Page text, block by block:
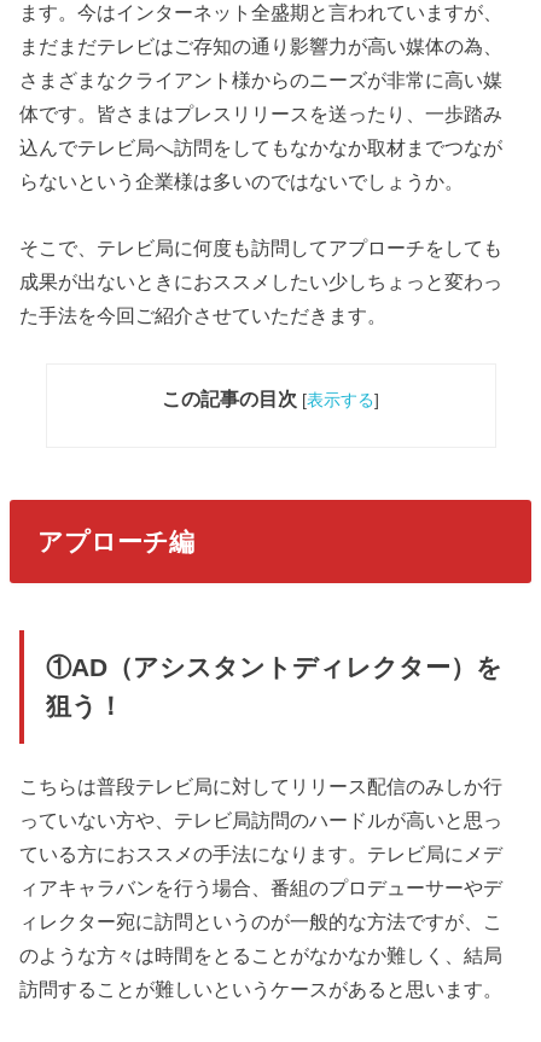
ます。今はインターネット全盛期と言われていますが、
まだまだテレビはご存知の通り影響力が高い媒体の為、
さまざまなクライアント様からのニーズが非常に高い媒
体です。皆さまはプレスリリースを送ったり、一歩踏み
込んでテレビ局へ訪問をしてもなかなか取材までつなが
らないという企業様は多いのではないでしょうか。
そこで、テレビ局に何度も訪問してアプローチをしても
成果が出ないときにおススメしたい少しちょっと変わっ
た手法を今回ご紹介させていただきます。
この記事の目次 [表示する]
アプローチ編
①AD（アシスタントディレクター）を
狙う！
こちらは普段テレビ局に対してリリース配信のみしか行
っていない方や、テレビ局訪問のハードルが高いと思っ
ている方におススメの手法になります。テレビ局にメデ
ィアキャラバンを行う場合、番組のプロデューサーやデ
ィレクター宛に訪問というのが一般的な方法ですが、こ
のような方々は時間をとることがなかなか難しく、結局
訪問することが難しいというケースがあると思います。